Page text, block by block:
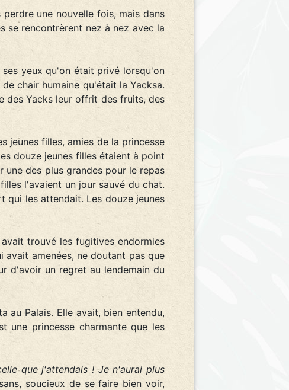
une nouvelle fois, mais dans
se rencontrèrent nez à nez avec la
yeux qu'on était privé lorsqu'on
chair humaine qu'était la Yacksa.
des Yacks leur offrit des fruits, des
jeunes filles, amies de la princesse
douze jeunes filles étaient à point
des plus grandes pour le repas
l'avaient un jour sauvé du chat.
qui les attendait. Les douze jeunes
trouvé les fugitives endormies
avait amenées, ne doutant pas que
d'avoir un regret au lendemain du
au Palais. Elle avait, bien entendu,
une princesse charmante que les
que j'attendais ! Je n'aurai plus
soucieux de se faire bien voir,